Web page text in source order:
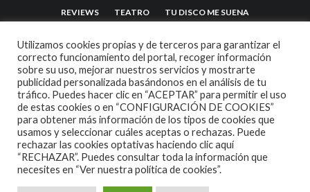
REVIEWS TEATRO TU DISCO ME SUENA
2007 COPYRIGHT -CODETIPITHEME
Utilizamos cookies propias y de terceros para garantizar el
correcto funcionamiento del portal, recoger información
sobre su uso, mejorar nuestros servicios y mostrarte
publicidad personalizada basándonos en el análisis de tu
tráfico. Puedes hacer clic en “ACEPTAR” para permitir el uso
de estas cookies o en “CONFIGURACIÓN DE COOKIES”
para obtener más información de los tipos de cookies que
usamos y seleccionar cuáles aceptas o rechazas. Puede
rechazar las cookies optativas haciendo clic aquí
“RECHAZAR”. Puedes consultar toda la información que
necesites en “Ver nuestra política de cookies”.